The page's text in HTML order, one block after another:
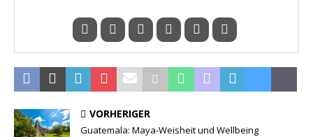
VORHERIGER
Guatemala: Maya-Weisheit und Wellbeing